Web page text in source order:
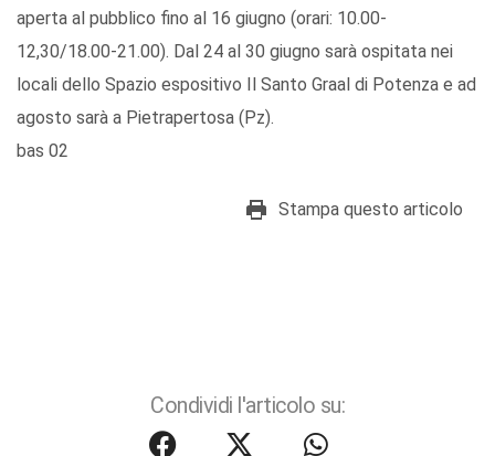
aperta al pubblico fino al 16 giugno (orari: 10.00-
12,30/18.00-21.00). Dal 24 al 30 giugno sarà ospitata nei
locali dello Spazio espositivo Il Santo Graal di Potenza e ad
agosto sarà a Pietrapertosa (Pz).
bas 02
Stampa questo articolo
Condividi l'articolo su: